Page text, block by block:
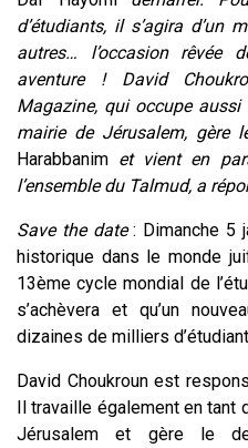
d’étudiants, il s’agira d’un
autres… l’occasion rêvée
aventure ! David
Magazine, qui occupe
mairie de Jérusalem, gère
Harabbanim et vient en
l’ensemble du Talmud, a
Save the date: Dimanche 5
historique dans le monde
13ème cycle mondial de
s’achèvera et qu’un
dizaines de milliers
David Choukroun est
Il travaille également en tant
Jérusalem et gère le